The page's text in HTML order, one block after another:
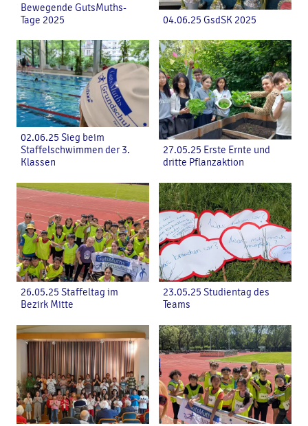
Bewegende GutsMuths-
Tage 2025
04.06.25 GsdSK 2025
02.06.25 Sieg beim
Staffelschwimmen der 3.
Klassen
27.05.25 Erste Ernte und
dritte Pflanzaktion
26.05.25 Staffeltag im
Bezirk Mitte
23.05.25 Studientag des
Teams